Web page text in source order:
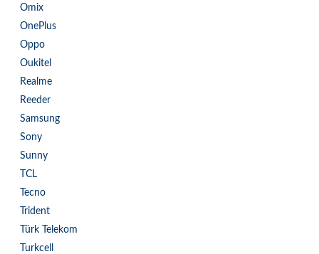
Omix
OnePlus
Oppo
Oukitel
Realme
Reeder
Samsung
Sony
Sunny
TCL
Tecno
Trident
Türk Telekom
Turkcell